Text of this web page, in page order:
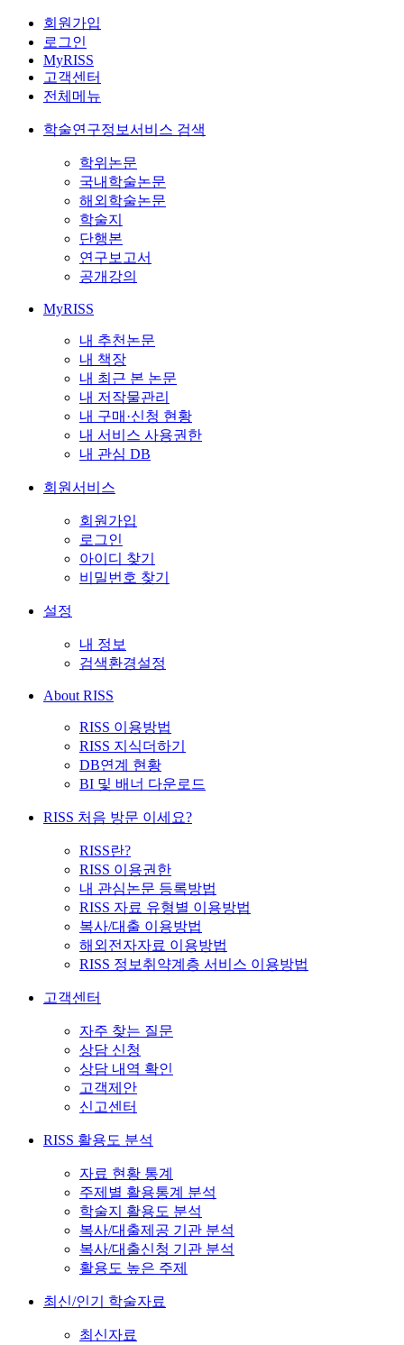
회원가입
로그인
MyRISS
고객센터
전체메뉴
학술연구정보서비스 검색
학위논문
국내학술논문
해외학술논문
학술지
단행본
연구보고서
공개강의
MyRISS
내 추천논문
내 책장
내 최근 본 논문
내 저작물관리
내 구매·신청 현황
내 서비스 사용권한
내 관심 DB
회원서비스
회원가입
로그인
아이디 찾기
비밀번호 찾기
설정
내 정보
검색환경설정
About RISS
RISS 이용방법
RISS 지식더하기
DB연계 현황
BI 및 배너 다운로드
RISS 처음 방문 이세요?
RISS란?
RISS 이용권한
내 관심논문 등록방법
RISS 자료 유형별 이용방법
복사/대출 이용방법
해외전자자료 이용방법
RISS 정보취약계층 서비스 이용방법
고객센터
자주 찾는 질문
상담 신청
상담 내역 확인
고객제안
신고센터
RISS 활용도 분석
자료 현황 통계
주제별 활용통계 분석
학술지 활용도 분석
복사/대출제공 기관 분석
복사/대출신청 기관 분석
활용도 높은 주제
최신/인기 학술자료
최신자료